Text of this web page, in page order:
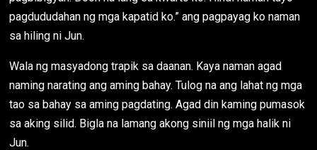
pagdududahan ng mga kapatid ko.” ang pagpayag ko naman
sa hiling ni Jun.
Wala ng masyadong trapik sa daanan. Kaya naman agad
naming narating ang aming bahay. Tulog na ang lahat ng mga
tao sa bahay sa aming pagdating. Agad din kaming pumasok
sa aking silid. Bigla na lamang akong siniil ng mga halik ni
Jun.